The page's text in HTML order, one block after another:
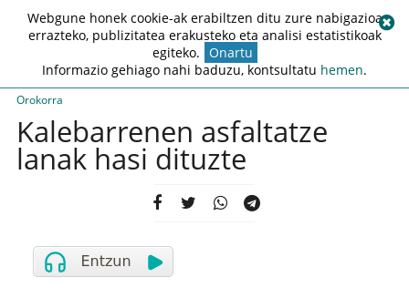
Orokorra
Kalebarrenen asfaltatze
lanak hasi dituzte
Webgune honek cookie-ak erabiltzen ditu zure nabigazioa
errazteko, publizitatea erakusteko eta analisi estatistikoak
egiteko. Onartu
Informazio gehiago nahi baduzu, kontsultatu hemen.